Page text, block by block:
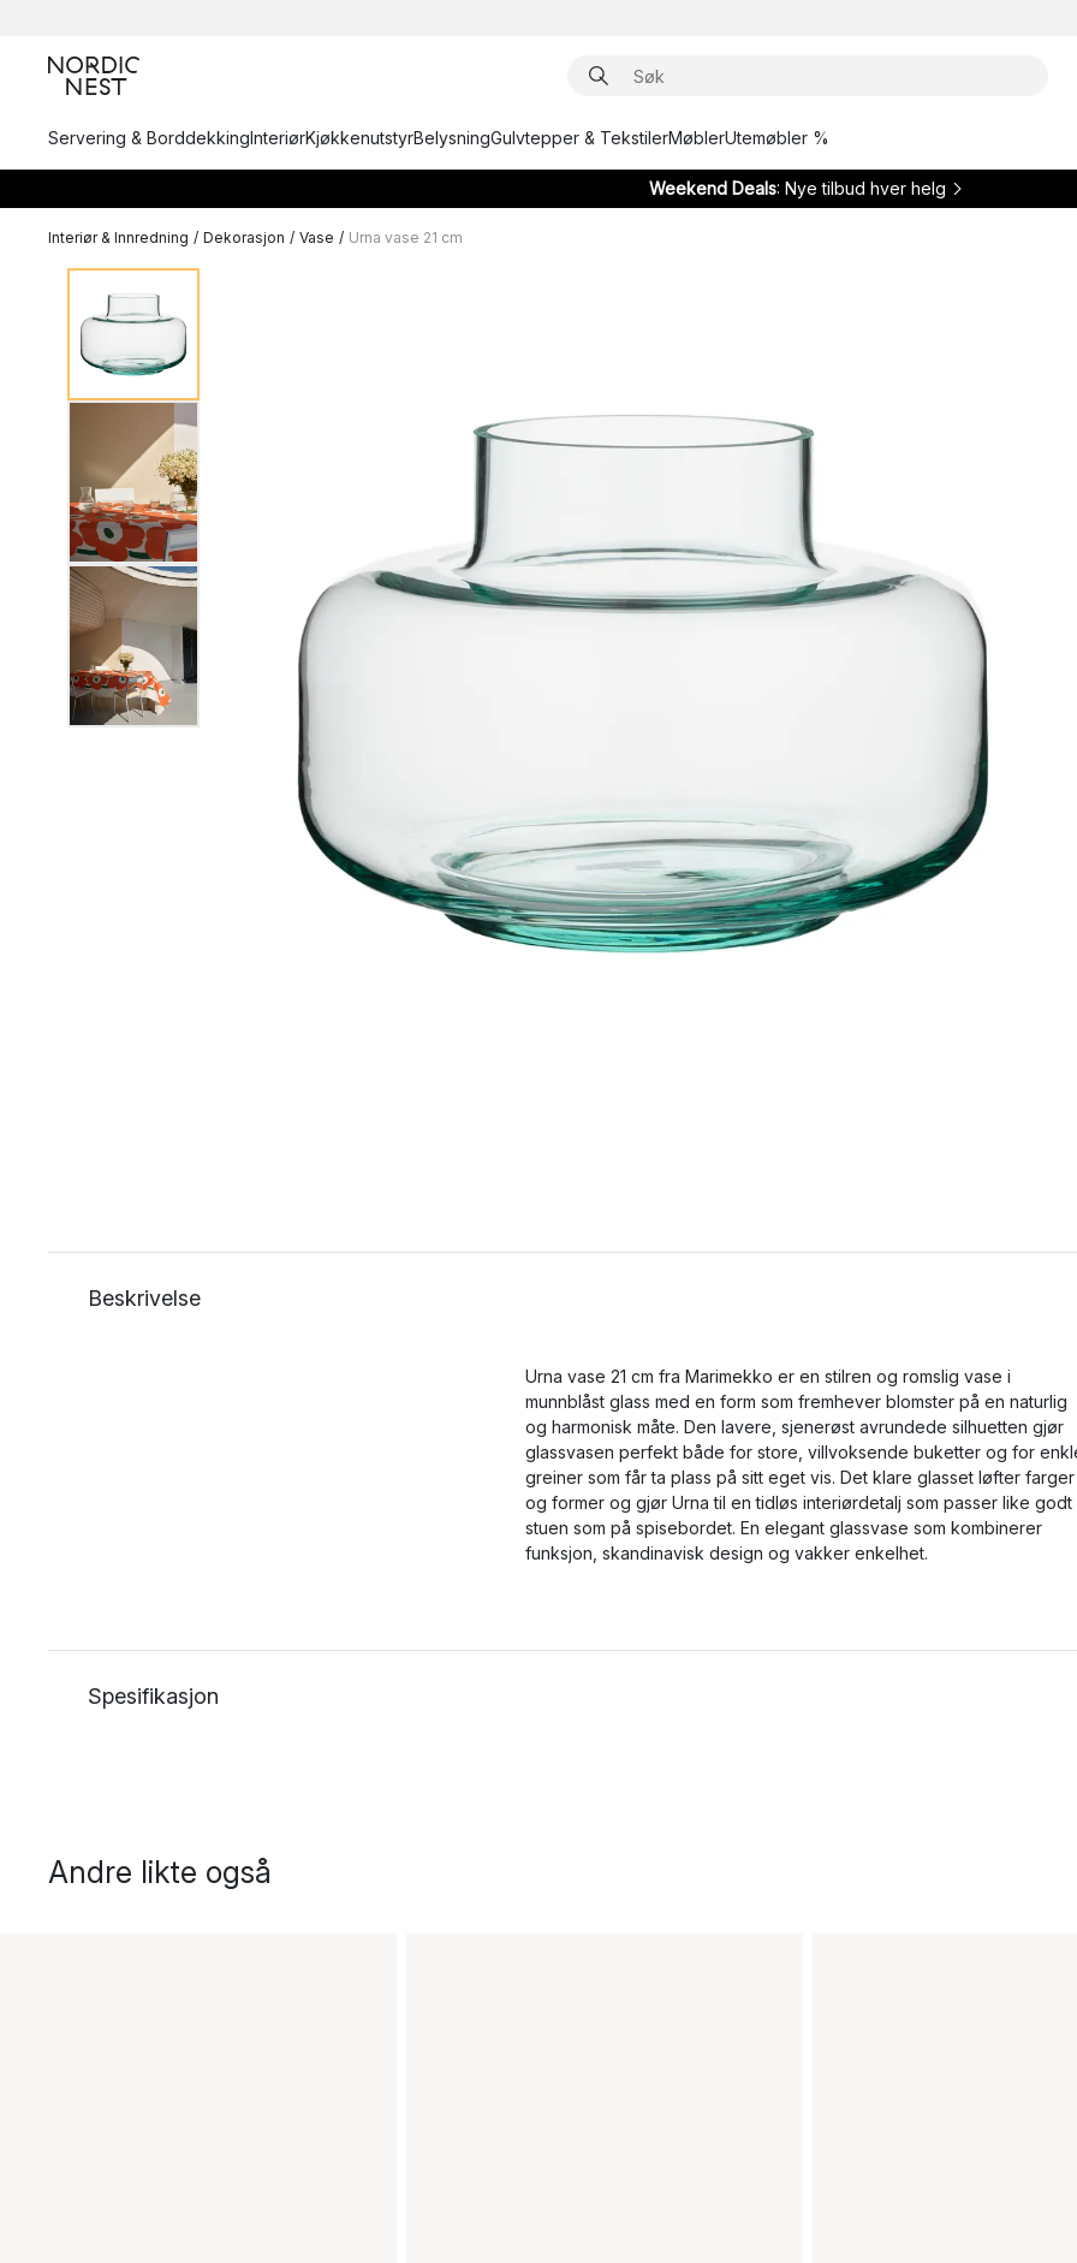
Servering & BorddekkingInteriørKjøkkenutstyrBelysningGulvtepper & TekstilerMøblerUtemøbler %
Weekend Deals: Nye tilbud hver helg
Interiør & Innredning / Dekorasjon / Vase / Urna vase 21 cm
Beskrivelse
Urna vase 21 cm fra Marimekko er en stilren og romslig vase i
munnblåst glass med en form som fremhever blomster på en naturlig
og harmonisk måte. Den lavere, sjenerøst avrundede silhuetten gjør
glassvasen perfekt både for store, villvoksende buketter og for
greiner som får ta plass på sitt eget vis. Det klare glasset løfter farger
og former og gjør Urna til en tidløs interiørdetalj som passer like godt
stuen som på spisebordet. En elegant glassvase som kombinerer
funksjon, skandinavisk design og vakker enkelhet.
Spesifikasjon
Andre likte også